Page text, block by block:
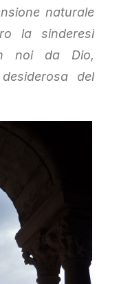
naturale
la sinderesi
noi da Dio,
del